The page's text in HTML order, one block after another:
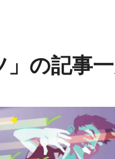
」の記事